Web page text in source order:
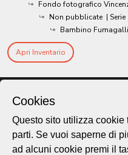
Fondo fotografico
Non pubblicate | Serie
Bambino Fumagalli
Apri Inventario
Cookies
Questo sito utilizza
parti. Se vuoi saperne di
ad alcuni cookie premi il